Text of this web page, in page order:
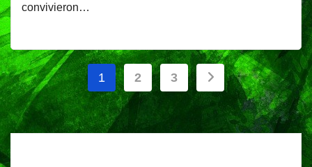
convivieron…
Paginación
de
entradas
1 2 3